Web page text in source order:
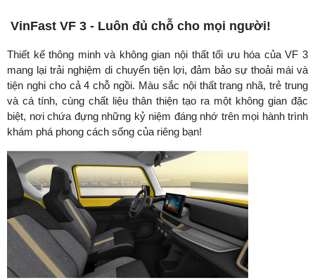
VinFast VF 3 - Luôn đủ chỗ cho mọi người!
Thiết kế thông minh và không gian nội thất tối ưu hóa của VF 3
mang lại trải nghiệm di chuyển tiện lợi, đảm bảo sự thoải mái và
tiện nghi cho cả 4 chỗ ngồi. Màu sắc nội thất trang nhã, trẻ trung
và cá tính, cùng chất liệu thân thiện tạo ra một không gian đặc
biệt, nơi chứa đựng những kỷ niệm đáng nhớ trên mọi hành trình
khám phá phong cách sống của riêng bạn!